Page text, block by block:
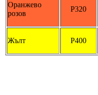
Оранжево
розов
P320
Жълт P400